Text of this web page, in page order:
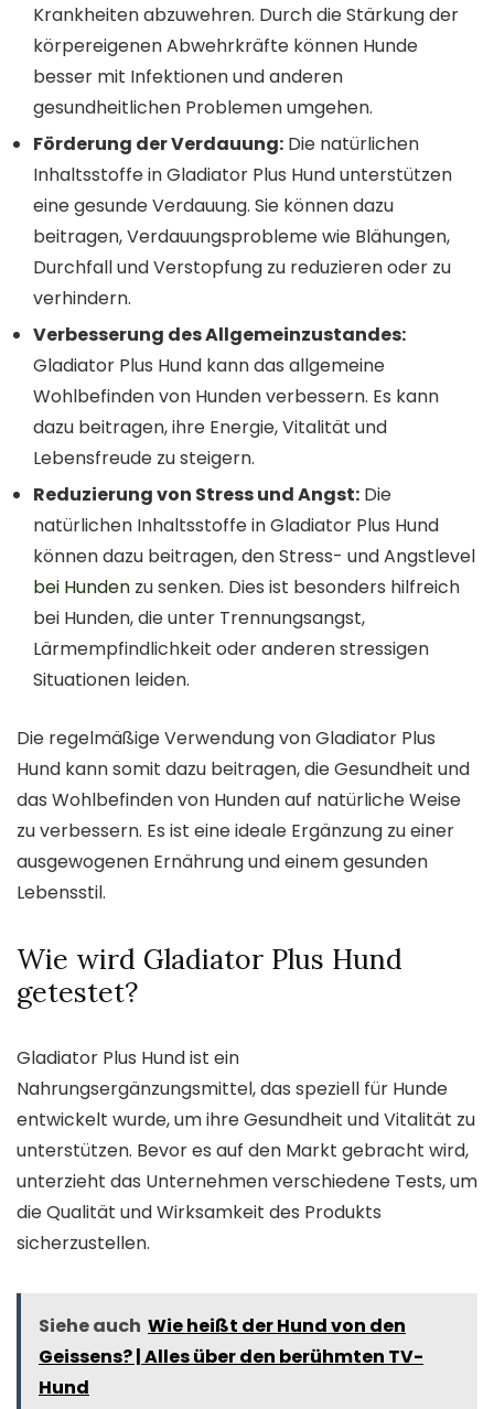
Krankheiten abzuwehren. Durch die Stärkung der
körpereigenen Abwehrkräfte können Hunde
besser mit Infektionen und anderen
gesundheitlichen Problemen umgehen.
Förderung der Verdauung: Die natürlichen
Inhaltsstoffe in Gladiator Plus Hund unterstützen
eine gesunde Verdauung. Sie können dazu
beitragen, Verdauungsprobleme wie Blähungen,
Durchfall und Verstopfung zu reduzieren oder zu
verhindern.
Verbesserung des Allgemeinzustandes:
Gladiator Plus Hund kann das allgemeine
Wohlbefinden von Hunden verbessern. Es kann
dazu beitragen, ihre Energie, Vitalität und
Lebensfreude zu steigern.
Reduzierung von Stress und Angst: Die
natürlichen Inhaltsstoffe in Gladiator Plus Hund
können dazu beitragen, den Stress- und Angstlevel
bei Hunden zu senken. Dies ist besonders hilfreich
bei Hunden, die unter Trennungsangst,
Lärmempfindlichkeit oder anderen stressigen
Situationen leiden.
Die regelmäßige Verwendung von Gladiator Plus
Hund kann somit dazu beitragen, die Gesundheit und
das Wohlbefinden von Hunden auf natürliche Weise
zu verbessern. Es ist eine ideale Ergänzung zu einer
ausgewogenen Ernährung und einem gesunden
Lebensstil.
Wie wird Gladiator Plus Hund
getestet?
Gladiator Plus Hund ist ein
Nahrungsergänzungsmittel, das speziell für Hunde
entwickelt wurde, um ihre Gesundheit und Vitalität zu
unterstützen. Bevor es auf den Markt gebracht wird,
unterzieht das Unternehmen verschiedene Tests, um
die Qualität und Wirksamkeit des Produkts
sicherzustellen.
Siehe auch Wie heißt der Hund von den
Geissens? | Alles über den berühmten TV-
Hund